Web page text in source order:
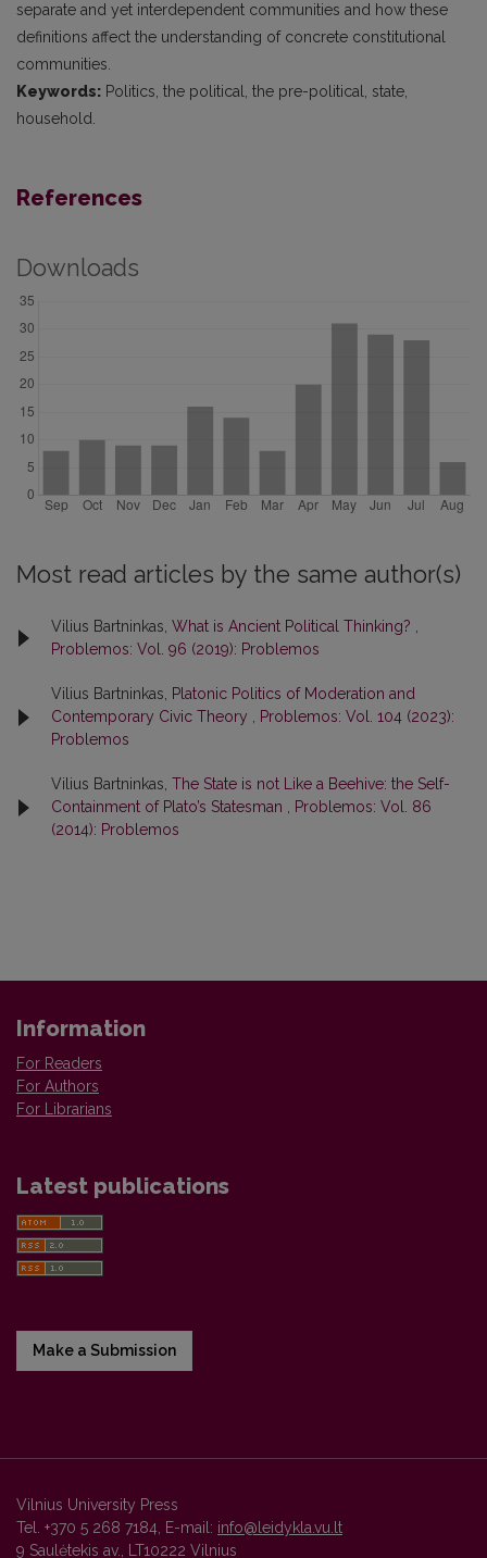
separate and yet interdependent communities and how these
definitions affect the understanding of concrete constitutional
communities.
Keywords: Politics, the political, the pre-political, state,
household.
References
Downloads
Most read articles by the same author(s)
Vilius Bartninkas, What is Ancient Political Thinking?
Problemos: Vol. 96 (2019): Problemos
Vilius Bartninkas,
Platonic Politics of Moderation and
Contemporary Civic Theory
Problemos: Vol. 104 (2023):
Problemos
Vilius Bartninkas, The State is not Like a Beehive: the Self-
Containment of Plato’s Statesman
Problemos: Vol. 86
(2014): Problemos
Information
For Readers
For Authors
For Librarians
Latest publications
Make a Submission
Vilnius University Press
Tel. +370 5 268 7184, E-mail: info@leidykla.vu.lt
9 Saulėtekis av., LT10222 Vilnius